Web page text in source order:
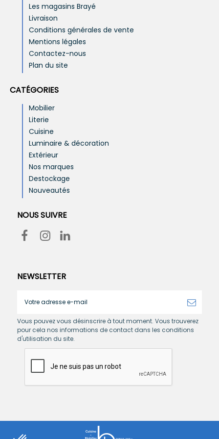
Les magasins Brayé
Livraison
Conditions générales de vente
Mentions légales
Contactez-nous
Plan du site
CATÉGORIES
Mobilier
Literie
Cuisine
Luminaire & décoration
Extérieur
Nos marques
Destockage
Nouveautés
NOUS SUIVRE
NEWSLETTER
Vous pouvez vous désinscrire à tout moment. Vous trouverez
pour cela nos informations de contact dans les conditions
d'utilisation du site.